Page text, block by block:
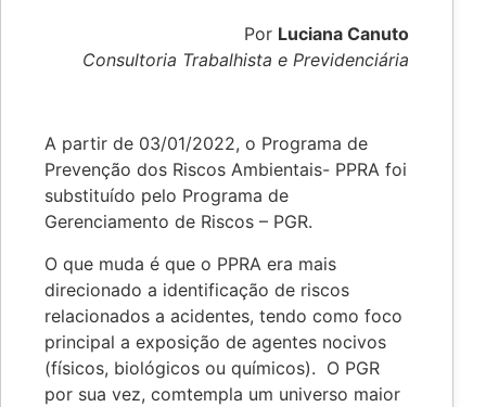
Por Luciana Canuto
Consultoria Trabalhista e Previdenciária
A partir de 03/01/2022, o Programa de
Prevenção dos Riscos Ambientais- PPRA foi
substituído pelo Programa de
Gerenciamento de Riscos – PGR.
O que muda é que o PPRA era mais
direcionado a identificação de riscos
relacionados a acidentes, tendo como foco
principal a exposição de agentes nocivos
(físicos, biológicos ou químicos). O PGR
por sua vez, comtempla um universo maior